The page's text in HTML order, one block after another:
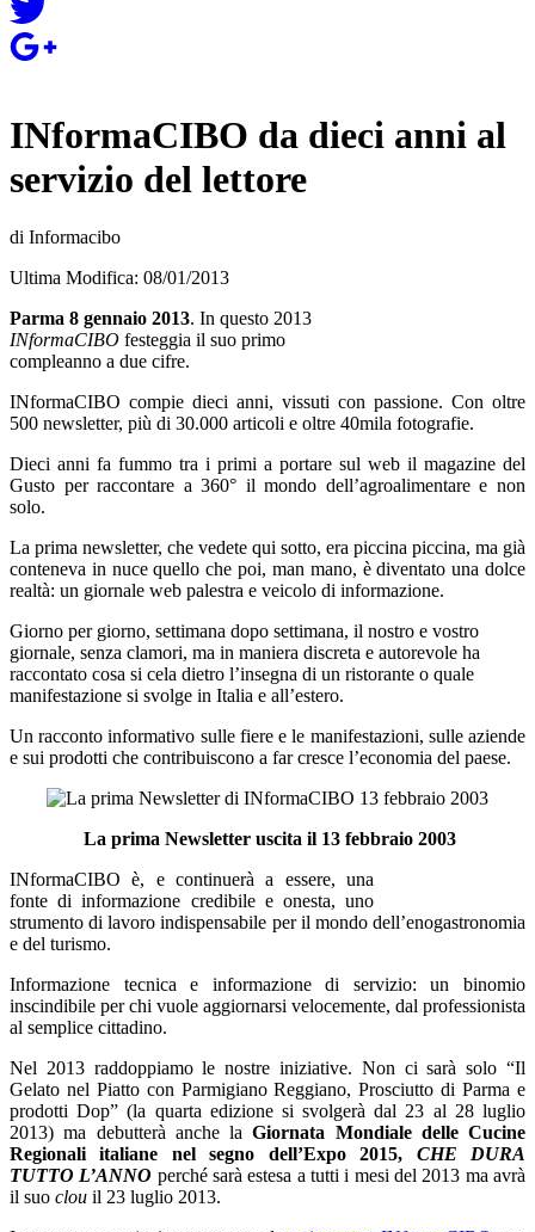
INformaCIBO da dieci anni al
servizio del lettore
di Informacibo
Ultima Modifica: 08/01/2013
Parma 8 gennaio 2013. In questo 2013
INformaCIBO festeggia il suo primo
compleanno a due cifre.
INformaCIBO compie dieci anni, vissuti con passione. Con oltre
500 newsletter, più di 30.000 articoli e oltre 40mila fotografie.
Dieci anni fa fummo tra i primi a portare sul web il magazine del
Gusto per raccontare a 360° il mondo dell’agroalimentare e non
solo.
La prima newsletter, che vedete qui sotto, era piccina piccina, ma già
conteneva in nuce quello che poi, man mano, è diventato una dolce
realtà: un giornale web palestra e veicolo di informazione.
Giorno per giorno, settimana dopo settimana, il nostro e vostro
giornale, senza clamori, ma in maniera discreta e autorevole ha
raccontato cosa si cela dietro l’insegna di un ristorante o quale
manifestazione si svolge in Italia e all’estero.
Un racconto informativo sulle fiere e le manifestazioni, sulle aziende
e sui prodotti che contribuiscono a far cresce l’economia del paese.
La prima Newsletter uscita il 13 febbraio 2003
INformaCIBO è, e continuerà a essere, una
fonte di informazione credibile e onesta, uno
strumento di lavoro indispensabile per il mondo dell’enogastronomia
e del turismo.
Informazione tecnica e informazione di servizio: un binomio
inscindibile per chi vuole aggiornarsi velocemente, dal professionista
al semplice cittadino.
Nel 2013 raddoppiamo le nostre iniziative. Non ci sarà solo “Il
Gelato nel Piatto con Parmigiano Reggiano, Prosciutto di Parma e
prodotti Dop” (la quarta edizione si svolgerà dal 23 al 28 luglio
2013) ma debutterà anche laGiornata Mondiale delle Cucine
Regionali italiane nel segno dell’Expo 2015, CHE DURA
TUTTO L’ANNO perché sarà estesa a tutti i mesi del 2013 ma avrà
il suo clou il 23 luglio 2013.